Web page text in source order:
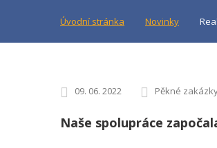
Úvodní stránka Novinky
09. 06. 2022 Pěkné
Naše spolupráce